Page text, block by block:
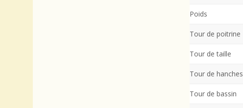
Poids
Tour de poitrine
Tour de taille
Tour de hanches
Tour de bassin